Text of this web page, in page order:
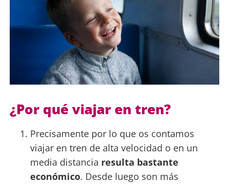
¿Por qué viajar en tren?
Precisamente por lo que os contamos
viajar en tren de alta velocidad o en un
media distancia resulta bastante
económico. Desde luego son más